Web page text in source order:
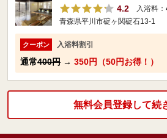
4.2
入浴料：
青森県平川市碇ヶ関碇石13-1
クーポン 入浴料割引
通常400円 → 350円（50円お得！）
無料会員登録して続